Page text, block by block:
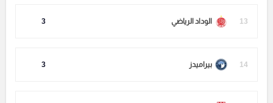
13 الوداد الرياضي 3
14 بيراميدز 3